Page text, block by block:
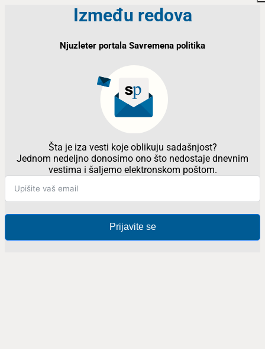
Između redova
Njuzleter portala Savremena politika
Šta je iza vesti koje oblikuju sadašnjost?
Jednom nedeljno donosimo ono što nedostaje dnevnim
vestima i šaljemo elektronskom poštom.
Prijavite se